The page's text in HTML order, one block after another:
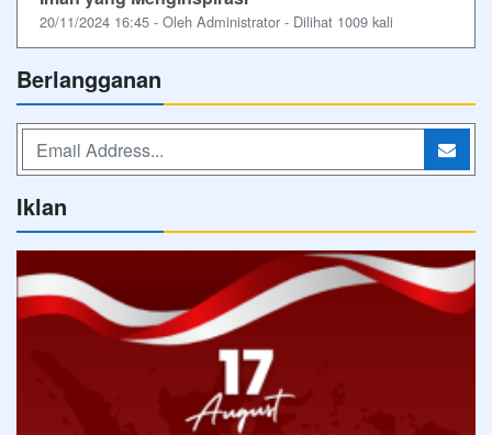
20/11/2024 16:45 - Oleh Administrator - Dilihat 1009 kali
Berlangganan
Iklan